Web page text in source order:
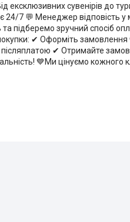
ексклюзивних сувенірів до
24/7 💬 Менеджер відповість
підберемо зручний спосіб
✔ Оформіть замовлення
✔ Отримайте
💙Ми цінуємо кожного